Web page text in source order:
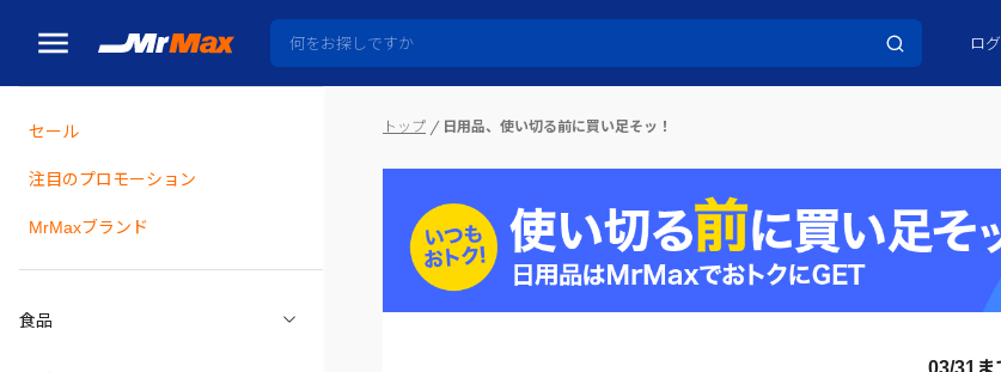
ロ
セール
注目のプロモーション
MrMaxブランド
食品
トップ 日用品、使い切る前に買い足そッ！
03/31ま